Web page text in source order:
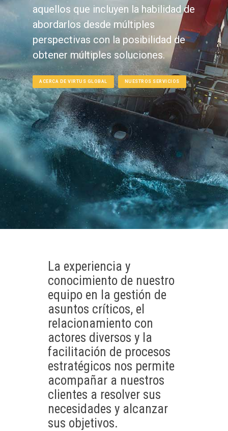
aquellos que incluyen la habilidad de
abordarlos desde múltiples
perspectivas con la posibilidad de
obtener múltiples soluciones.
ACERCA DE VIRTUS GLOBAL NUESTROS SERVICIOS
La experiencia y
conocimiento de nuestro
equipo en la gestión de
asuntos críticos, el
relacionamiento con
actores diversos y la
facilitación de procesos
estratégicos nos permite
acompañar a nuestros
clientes a resolver sus
necesidades y alcanzar
sus objetivos.